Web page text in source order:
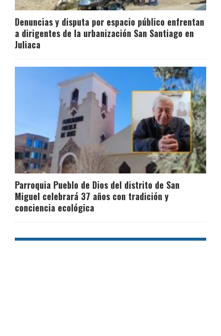
Denuncias y disputa por espacio público enfrentan
a dirigentes de la urbanización San Santiago en
Juliaca
Parroquia Pueblo de Dios del distrito de San
Miguel celebrará 37 años con tradición y
conciencia ecológica